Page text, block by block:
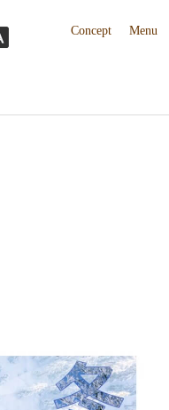
Concept Menu